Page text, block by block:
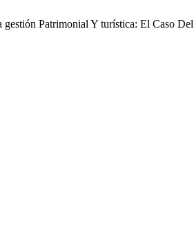
Patrimonial Y turística: El Caso